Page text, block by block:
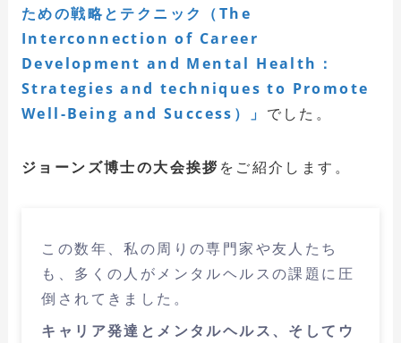
ための戦略とテクニック（The
Interconnection of Career
Development and Mental Health：
Strategies and techniques to Promote
Well-Being and Success）」 でした。
ジョーンズ博士の大会挨拶をご紹介します。
この数年、私の周りの専門家や友人たち
も、多くの人がメンタルヘルスの課題に圧
倒されてきました。
キャリア発達とメンタルヘルス、そしてウ